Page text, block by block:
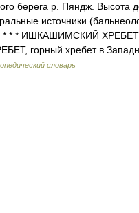
берега р. Пяндж. Высота
источники
* * * ИШКАШИМСКИЙ ХРЕБЕТ
горный хребет в
словарь